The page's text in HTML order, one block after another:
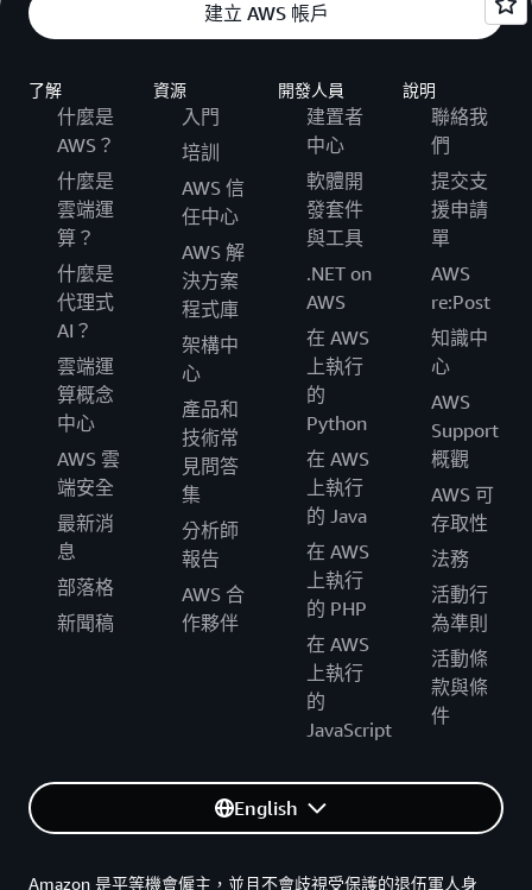
建立 AWS 帳戶
了解
什麼是
AWS？
什麼是
雲端運
算？
什麼是
代理式
AI？
雲端運
算概念
中心
AWS 雲
端安全
最新消
息
部落格
新聞稿
資源
入門
培訓
AWS 信
任中心
AWS 解
決方案
程式庫
架構中
心
產品和
技術常
見問答
集
分析師
報告
AWS 合
作夥伴
開發人員
建置者
中心
軟體開
發套件
與工具
.NET on
AWS
在 AWS
上執行
的
Python
在 AWS
上執行
的 Java
在 AWS
上執行
的 PHP
在 AWS
上執行
的
JavaScript
說明
聯絡我
們
提交支
援申請
單
AWS
re:Post
知識中
心
AWS
Support
概觀
AWS 可
存取性
法務
活動行
為準則
活動條
款與條
件
English
Amazon 是平等機會僱主，並且不會歧視受保護的退伍軍人身